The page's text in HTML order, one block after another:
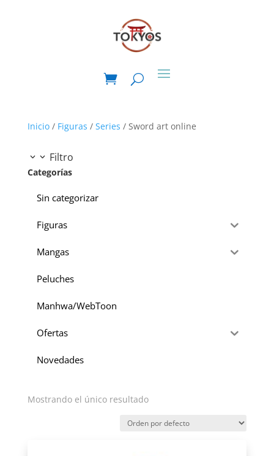
Inicio/ Figuras / Series / Sword art online
Filtro
Categorías
Sin categorizar
Figuras
Mangas
Peluches
Manhwa/WebToon
Ofertas
Novedades
Mostrando el único resultado